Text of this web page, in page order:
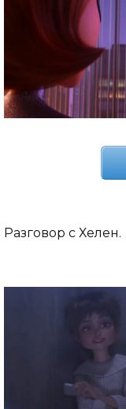
Разговор с Хелен.